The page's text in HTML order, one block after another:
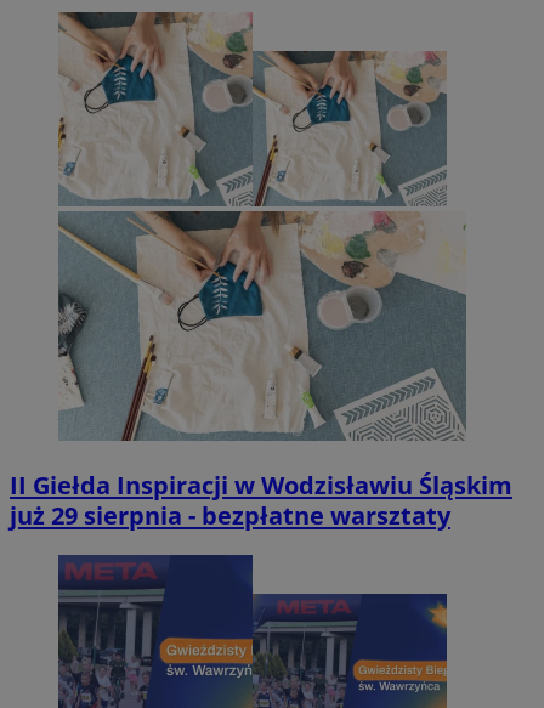
II Giełda Inspiracji w Wodzisławiu Śląskim
już 29 sierpnia - bezpłatne warsztaty